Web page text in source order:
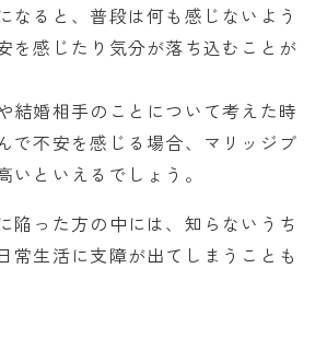
なると、普段は何も感じないよう
を感じたり気分が落ち込むことが
結婚相手のことについて考えた時
で不安を感じる場合、マリッジブ
いといえるでしょう。
陥った方の中には、知らないうち
常生活に支障が出てしまうことも